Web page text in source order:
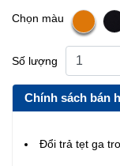
Chọn màu
Số lượng
Chính sách bán
Đổi trả tẹt ga